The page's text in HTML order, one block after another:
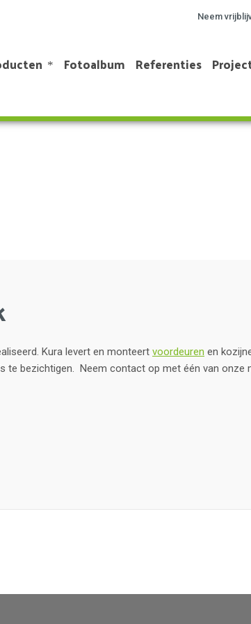
Neem
Fotoalbum Referenties
Kura levert en monteert voordeuren en
bezichtigen. Neem contact op met één van onze